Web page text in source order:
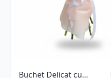
Buchet Delicat cu